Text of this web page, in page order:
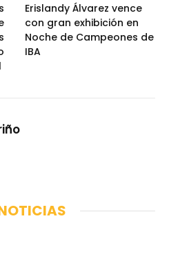
Erislandy Álvarez vence
con gran exhibición en
Noche de Campeones de
IBA